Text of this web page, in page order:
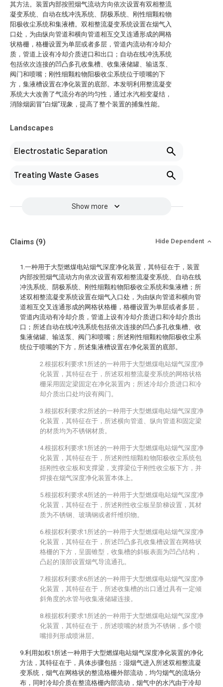
其方法。装置内部按照烟气流动方向依次设置有双相整流
凝变系统、自动在线冲洗系统、阴极系统、刚性细颗粒物
阳极收尘系统和集液槽。双相整流凝变系统设置在烟气入
口处，为由纵向管道和横向管道相互交叉连通形成的网格
状格栅，格栅设置为单层或者多层，管道内流动有冷却介
质，管道上设有冷却介质进口和出口；自动在线冲洗系统
包括依次连接的凹凸多孔收集槽、收集液储罐、输送泵、
阀门和喷嘴；刚性细颗粒物阳极收尘系统位于喷嘴的下
方，集液槽设置在净化装置的底部。本发明利用整流凝变
系统大大改善了气流分布的均匀性，通过水汽相变凝结，
消除烟囱冒“白烟”现象，提高了整个装置的捕集性能。
Landscapes
Electrostatic Separation
Treating Waste Gases
Show more
Claims (9) Hide Dependent
1.一种用于大型燃煤电站烟气深度净化装置，其特征在于，装置
内部按照烟气流动方向依次设置有双相整流凝变系统、自动在线
冲洗系统、阴极系统、刚性细颗粒物阳极收尘系统和集液槽；所
述双相整流凝变系统设置在烟气入口处，为由纵向管道和横向管
道相互交叉连通形成的网格状格栅，格栅设置为单层或者多层，
管道内流动有冷却介质，管道上设有冷却介质进口和冷却介质出
口；所述自动在线冲洗系统包括依次连接的凹凸多孔收集槽、收
集液储罐、输送泵、阀门和喷嘴；所述刚性细颗粒物阳极收尘系
统位于喷嘴的下方，所述集液槽设置在净化装置的底部。
2.根据权利要求1所述的一种用于大型燃煤电站烟气深度净
化装置，其特征在于，所述双相整流凝变系统的网格状格
栅采用固定梁固定在净化装置内；所述冷却介质进口和冷
却介质出口处均设有阀门。
3.根据权利要求2所述的一种用于大型燃煤电站烟气深度净
化装置，其特征在于，所述横向管道、纵向管道和固定梁
的材质均为不锈钢材质。
4.根据权利要求1所述的一种用于大型燃煤电站烟气深度净
化装置，其特征在于，所述刚性细颗粒物阳极收尘系统包
括刚性收尘板和支撑梁，支撑梁位于刚性收尘板下方，并
焊接在烟气深度净化装置本体上。
5.根据权利要求4所述的一种用于大型燃煤电站烟气深度净
化装置，其特征在于，所述刚性收尘板呈阶梯设置，其材
质为不锈钢、玻璃钢或者纤维织物。
6.根据权利要求1所述的一种用于大型燃煤电站烟气深度净
化装置，其特征在于，所述凹凸多孔收集槽设置在网格状
格栅的下方，呈圆锥型，收集槽的斜板表面为凹凸结构，
凸起的顶部设置烟气导流通孔。
7.根据权利要求6所述的一种用于大型燃煤电站烟气深度净
化装置，其特征在于，所述收集槽的出口通过具有一定倾
斜角度的水管与收集液储罐连接。
8.根据权利要求1所述的一种用于大型燃煤电站烟气深度净
化装置，其特征在于，所述喷嘴的材质为不锈钢，多个喷
嘴排列形成喷淋层。
9.利用如权1所述一种用于大型燃煤电站烟气深度净化装置的净化
方法，其特征在于，具体步骤包括：湿烟气进入所述双相整流凝
变系统，烟气在网格状的整流格栅外部流动，均匀烟气的流场分
布，同时冷却介质在整流格栅内部流动，烟气中的水汽由于冷却